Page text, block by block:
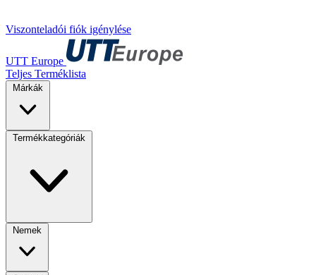
Viszonteladói fiók igénylése
UTT Europe
Teljes Terméklista
Márkák
Termékkategóriák
Nemek